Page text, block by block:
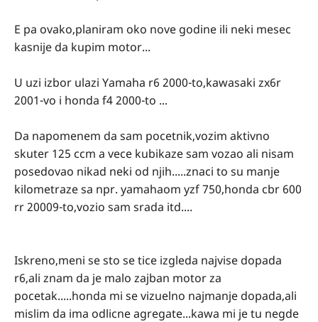
E pa ovako,planiram oko nove godine ili neki mesec
kasnije da kupim motor...
U uzi izbor ulazi Yamaha r6 2000-to,kawasaki zx6r
2001-vo i honda f4 2000-to ...
Da napomenem da sam pocetnik,vozim aktivno
skuter 125 ccm a vece kubikaze sam vozao ali nisam
posedovao nikad neki od njih.....znaci to su manje
kilometraze sa npr. yamahaom yzf 750,honda cbr 600
rr 20009-to,vozio sam srada itd....
Iskreno,meni se sto se tice izgleda najvise dopada
r6,ali znam da je malo zajban motor za
pocetak.....honda mi se vizuelno najmanje dopada,ali
mislim da ima odlicne agregate...kawa mi je tu negde